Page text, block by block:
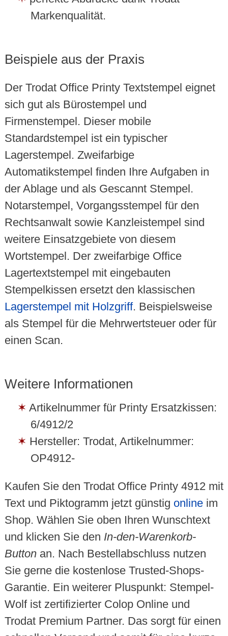
Markenqualität.
Beispiele aus der Praxis
Der Trodat Office Printy Textstempel eignet
sich gut als Bürostempel und
Firmenstempel. Dieser mobile
Standardstempel ist ein typischer
Lagerstempel. Zweifarbige
Automatikstempel finden Ihre Aufgaben in
der Ablage und als Gescannt Stempel.
Notarstempel, Vorgangsstempel für den
Rechtsanwalt sowie Kanzleistempel sind
weitere Einsatzgebiete von diesem
Wortstempel. Der zweifarbige Office
Lagertextstempel mit eingebauten
Stempelkissen ersetzt den klassischen
Lagerstempel mit Holzgriff. Beispielsweise
als Stempel für die Mehrwertsteuer oder für
einen Scan.
Weitere Informationen
Artikelnummer für Printy Ersatzkissen:
6/4912/2
Hersteller: Trodat, Artikelnummer:
OP4912-
Kaufen Sie den Trodat Office Printy 4912 mit
Text und Piktogramm jetzt günstig onlineim
Shop. Wählen Sie oben Ihren Wunschtext
und klicken Sie den In-den-Warenkorb-
Buttonan. Nach Bestellabschluss nutzen
Sie gerne die kostenlose Trusted-Shops-
Garantie. Ein weiterer Pluspunkt: Stempel-
Wolf ist zertifizierter Colop Online und
Trodat Premium Partner. Das sorgt für einen